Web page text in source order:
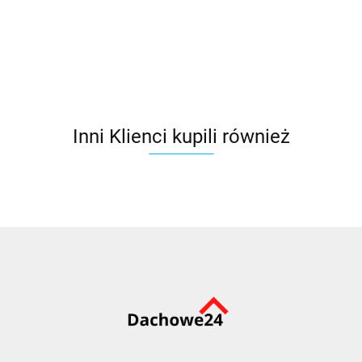
Inni Klienci kupili również